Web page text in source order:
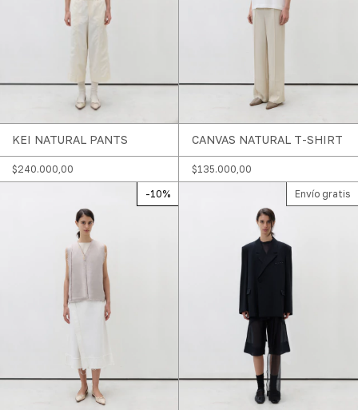
KEI NATURAL PANTS
$240.000,00
CANVAS NATURAL T-SHIRT
$135.000,00
-10% Envío gratis